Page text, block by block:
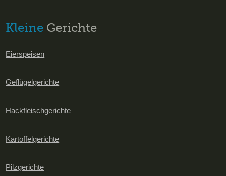
Kleine Gerichte
Eierspeisen
Geflügelgerichte
Hackfleischgerichte
Kartoffelgerichte
Pilzgerichte